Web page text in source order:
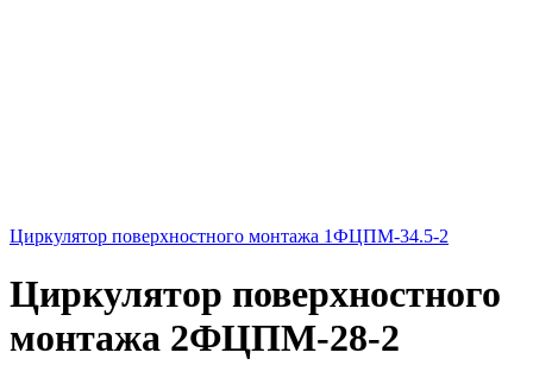
Циркулятор поверхностного монтажа 1ФЦПМ-34.5-2
Циркулятор поверхностного
монтажа 2ФЦПМ-28-2